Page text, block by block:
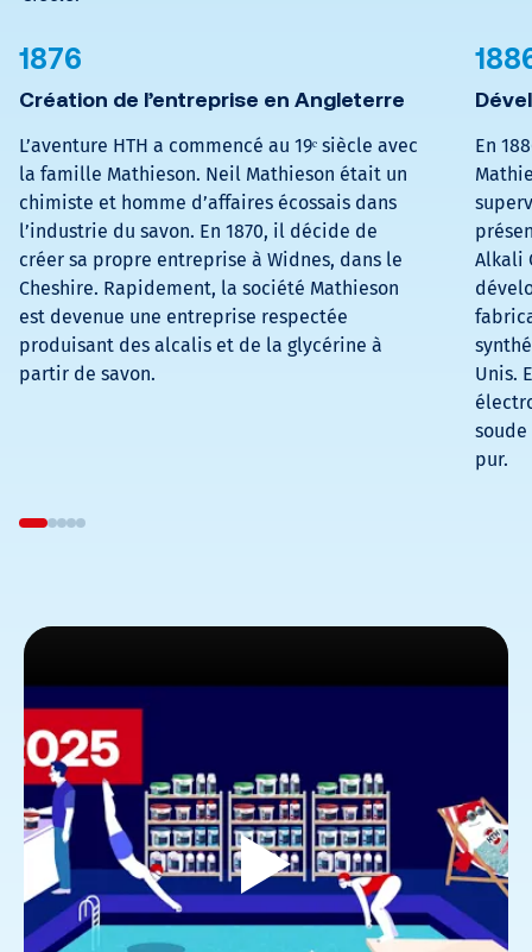
1876
Création de l’entreprise en Angleterre
L’aventure HTH a commencé au 19ᵉ siècle avec
la famille Mathieson. Neil Mathieson était un
chimiste et homme d’affaires écossais dans
l’industrie du savon. En 1870, il décide de
créer sa propre entreprise à Widnes, dans le
Cheshire. Rapidement, la société Mathieson
est devenue une entreprise respectée
produisant des alcalis et de la glycérine à
partir de savon.
En
Alkali
Unis.
pur.